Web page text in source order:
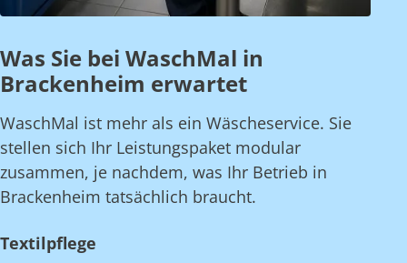
Was Sie bei WaschMal in
Brackenheim erwartet
WaschMal ist mehr als ein Wäscheservice. Sie
stellen sich Ihr Leistungspaket modular
zusammen, je nachdem, was Ihr Betrieb in
Brackenheim tatsächlich braucht.
Textilpflege